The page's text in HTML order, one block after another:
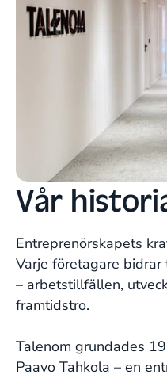
Vår
Entreprenörskapets
Varje företagare
– arbetstillfällen,
framtidstro.
Talenom grundades
Paavo Tahkola – en